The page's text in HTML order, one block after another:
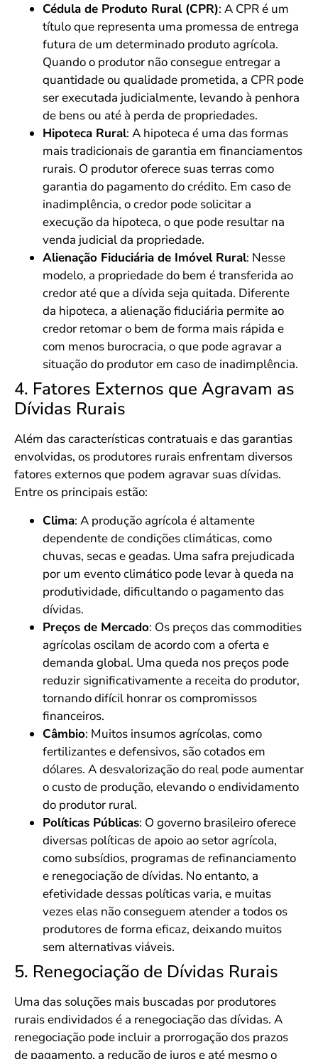
Cédula de Produto Rural (CPR): A CPR é um
título que representa uma promessa de entrega
futura de um determinado produto agrícola.
Quando o produtor não consegue entregar a
quantidade ou qualidade prometida, a CPR pode
ser executada judicialmente, levando à penhora
de bens ou até à perda de propriedades.
Hipoteca Rural: A hipoteca é uma das formas
mais tradicionais de garantia em financiamentos
rurais. O produtor oferece suas terras como
garantia do pagamento do crédito. Em caso de
inadimplência, o credor pode solicitar a
execução da hipoteca, o que pode resultar na
venda judicial da propriedade.
Alienação Fiduciária de Imóvel Rural: Nesse
modelo, a propriedade do bem é transferida ao
credor até que a dívida seja quitada. Diferente
da hipoteca, a alienação fiduciária permite ao
credor retomar o bem de forma mais rápida e
com menos burocracia, o que pode agravar a
situação do produtor em caso de inadimplência.
4. Fatores Externos que Agravam as
Dívidas Rurais
Além das características contratuais e das garantias
envolvidas, os produtores rurais enfrentam diversos
fatores externos que podem agravar suas dívidas.
Entre os principais estão:
Clima: A produção agrícola é altamente
dependente de condições climáticas, como
chuvas, secas e geadas. Uma safra prejudicada
por um evento climático pode levar à queda na
produtividade, dificultando o pagamento das
dívidas.
Preços de Mercado: Os preços das commodities
agrícolas oscilam de acordo com a oferta e
demanda global. Uma queda nos preços pode
reduzir significativamente a receita do produtor,
tornando difícil honrar os compromissos
financeiros.
Câmbio: Muitos insumos agrícolas, como
fertilizantes e defensivos, são cotados em
dólares. A desvalorização do real pode aumentar
o custo de produção, elevando o endividamento
do produtor rural.
Políticas Públicas: O governo brasileiro oferece
diversas políticas de apoio ao setor agrícola,
como subsídios, programas de refinanciamento
e renegociação de dívidas. No entanto, a
efetividade dessas políticas varia, e muitas
vezes elas não conseguem atender a todos os
produtores de forma eficaz, deixando muitos
sem alternativas viáveis.
5. Renegociação de Dívidas Rurais
Uma das soluções mais buscadas por produtores
rurais endividados é a renegociação das dívidas. A
renegociação pode incluir a prorrogação dos prazos
de pagamento, a redução de juros e até mesmo o